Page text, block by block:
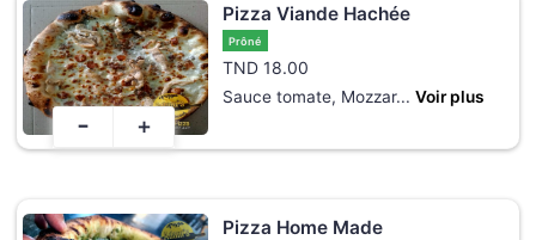
Pizza Viande Hachée
Prôné
TND 18.00
Sauce tomate, Mozzar... Voir plus
- +
Pizza Home Made